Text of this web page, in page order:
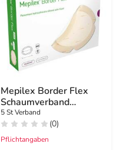
Mepilex Border Flex
Schaumverband
haft.7,8x10 cm oval
5 St Verband
(0)
Pflichtangaben